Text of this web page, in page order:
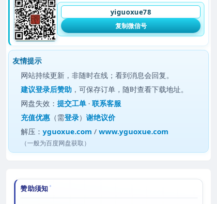
yiguoxue78
复制微信号
友情提示
网站持续更新，非随时在线；看到消息会回复。
建议登录后赞助 ，可保存订单，随时查看下载地址。
网盘失效：提交工单 ·联系客服
充值优惠 （需登录）谢绝议价
解压：yguoxue.com /www.yguoxue.com
（一般为百度网盘获取）
赞助须知